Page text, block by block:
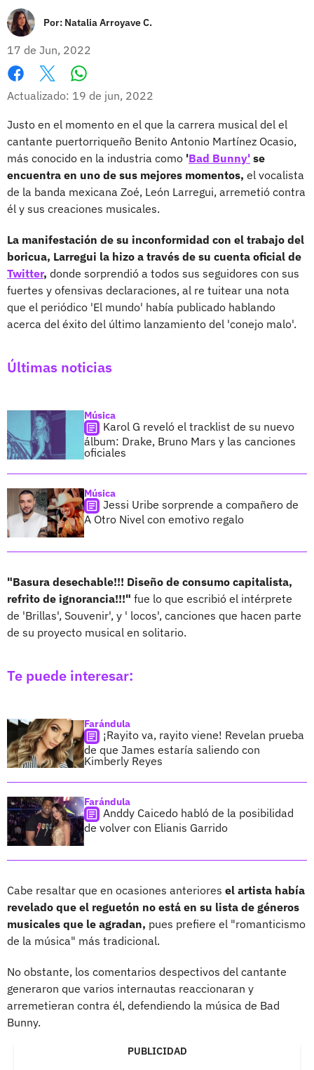
Por: Natalia Arroyave C.
17 de Jun, 2022
Facebook
X
Actualizado: 19 de jun, 2022
Justo en el momento en el que la carrera musical del el
cantante puertorriqueño Benito Antonio Martínez Ocasio,
más conocido en la industria como 'Bad Bunny' se
encuentra en uno de sus mejores momentos, el vocalista
de la banda mexicana Zoé, León Larregui, arremetió contra
él y sus creaciones musicales.
La manifestación de su inconformidad con el trabajo del
boricua, Larregui la hizo a través de su cuenta oficial de
Twitter, donde sorprendió a todos sus seguidores con sus
fuertes y ofensivas declaraciones, al re tuitear una nota
que el periódico 'El mundo' había publicado hablando
acerca del éxito del último lanzamiento del 'conejo malo'.
Últimas noticias
Música
Karol G reveló el tracklist de su nuevo
álbum: Drake, Bruno Mars y las canciones
oficiales
Música
Jessi Uribe sorprende a compañero de
A Otro Nivel con emotivo regalo
"Basura desechable!!! Diseño de consumo capitalista,
refrito de ignorancia!!!" fue lo que escribió el intérprete
de 'Brillas', Souvenir', y ' locos', canciones que hacen parte
de su proyecto musical en solitario.
Te puede interesar:
Farándula
¡Rayito va, rayito viene! Revelan prueba
de que James estaría saliendo con
Kimberly Reyes
Farándula
Anddy Caicedo habló de la posibilidad
de volver con Elianis Garrido
Cabe resaltar que en ocasiones anteriores el artista había
revelado que el reguetón no está en su lista de géneros
musicales que le agradan, pues prefiere el "romanticismo
de la música" más tradicional.
No obstante, los comentarios despectivos del cantante
generaron que varios internautas reaccionaran y
arremetieran contra él, defendiendo la música de Bad
Bunny.
PUBLICIDAD